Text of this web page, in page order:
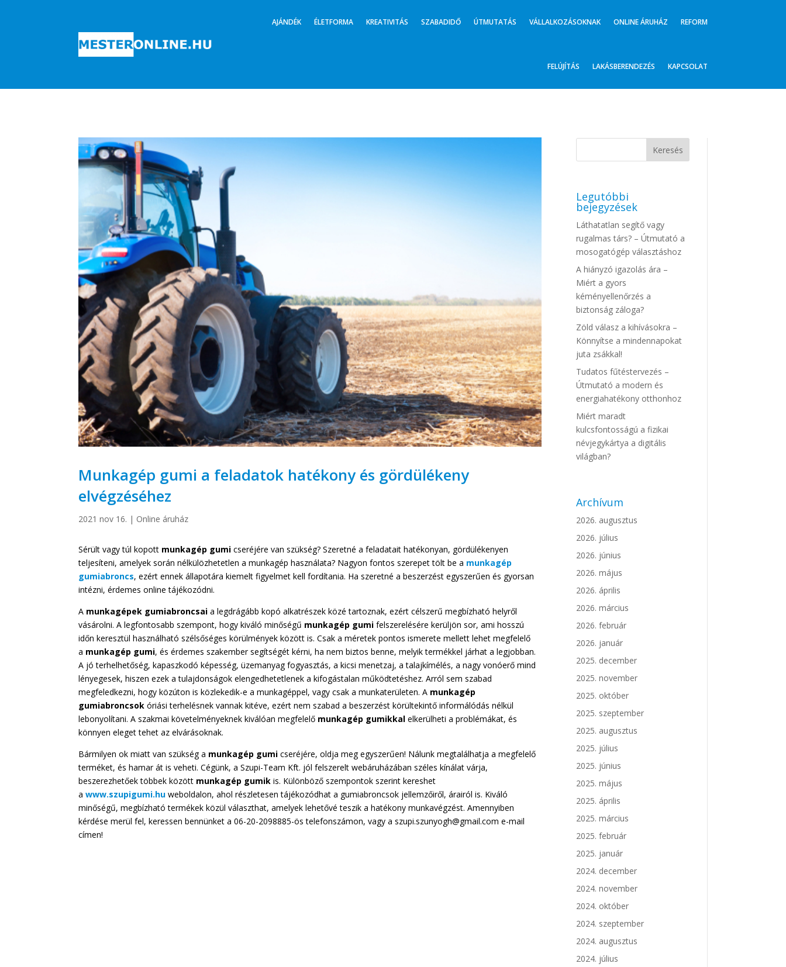
AJÁNDÉK ÉLETFORMA KREATIVITÁS SZABADIDŐ ÚTMUTATÁS VÁLLALKOZÁSOKNAK ONLINE ÁRUHÁZ REFORM
FELÚJÍTÁS LAKÁSBERENDEZÉS KAPCSOLAT
Munkagép gumi a feladatok hatékony és gördülékeny
elvégzéséhez
2021 nov 16. | Online áruház
Sérült vagy túl kopott munkagép gumicseréjére van szükség? Szeretné a feladatait hatékonyan, gördülékenyen
teljesíteni, amelyek során nélkülözhetetlen a munkagép használata? Nagyon fontos szerepet tölt be a munkagép
gumiabroncs, ezért ennek állapotára kiemelt figyelmet kell fordítania. Ha szeretné a beszerzést egyszerűen és gyorsan
intézni, érdemes online tájékozódni.
A munkagépek gumiabroncsaia legdrágább kopó alkatrészek közé tartoznak, ezért célszerű megbízható helyről
vásárolni. A legfontosabb szempont, hogy kiváló minőségű munkagép gumi felszerelésére kerüljön sor, ami hosszú
időn keresztül használható szélsőséges körülmények között is. Csak a méretek pontos ismerete mellett lehet megfelelő
a munkagép gumi, és érdemes szakember segítségét kérni, ha nem biztos benne, melyik termékkel járhat a legjobban.
A jó terhelhetőség, kapaszkodó képesség, üzemanyag fogyasztás, a kicsi menetzaj, a talajkímélés, a nagy vonóerő mind
lényegesek, hiszen ezek a tulajdonságok elengedhetetlenek a kifogástalan működtetéshez. Arról sem szabad
megfeledkezni, hogy közúton is közlekedik-e a munkagéppel, vagy csak a munkaterületen. A munkagép
gumiabroncsok óriási terhelésnek vannak kitéve, ezért nem szabad a beszerzést körültekintő informálódás nélkül
lebonyolítani. A szakmai követelményeknek kiválóan megfelelő munkagép gumikkal elkerülheti a problémákat, és
könnyen eleget tehet az elvárásoknak.
Bármilyen ok miatt van szükség a munkagép gumicseréjére, oldja meg egyszerűen! Nálunk megtalálhatja a megfelelő
terméket, és hamar át is veheti. Cégünk, a Szupi-Team Kft. jól felszerelt webáruházában széles kínálat várja,
beszerezhetőek többek között munkagép gumik is. Különböző szempontok szerint kereshet
awww.szupigumi.hu weboldalon, ahol részletesen tájékozódhat a gumiabroncsok jellemzőiről, árairól is. Kiváló
minőségű, megbízható termékek közül választhat, amelyek lehetővé teszik a hatékony munkavégzést. Amennyiben
kérdése merül fel, keressen bennünket a 06-20-2098885-ös telefonszámon, vagy a szupi.szunyogh@gmail.com e-mail
címen!
Legutóbbi
bejegyzések
Láthatatlan segítő vagy
rugalmas társ? – Útmutató a
mosogatógép választáshoz
A hiányzó igazolás ára –
Miért a gyors
kéményellenőrzés a
biztonság záloga?
Zöld válasz a kihívásokra –
Könnyítse a mindennapokat
juta zsákkal!
Tudatos fűtéstervezés –
Útmutató a modern és
energiahatékony otthonhoz
Miért maradt
kulcsfontosságú a fizikai
névjegykártya a digitális
világban?
Archívum
2026. augusztus
2026. július
2026. június
2026. május
2026. április
2026. március
2026. február
2026. január
2025. december
2025. november
2025. október
2025. szeptember
2025. augusztus
2025. július
2025. június
2025. május
2025. április
2025. március
2025. február
2025. január
2024. december
2024. november
2024. október
2024. szeptember
2024. augusztus
2024. július